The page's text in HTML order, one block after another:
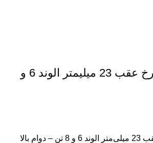
پیچ و مهره چرخ عقب 23 میلیمتر الوند 6 و
پیچ و مهره چرخ عقب 23 میلی‌متر الوند 6 و 8 تن – دوام بالا